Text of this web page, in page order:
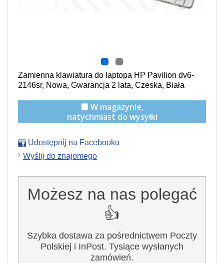
Zamienna klawiatura do laptopa HP Pavilion dv6-
2146sr, Nowa, Gwarancja 2 lata, Czeska, Biała
🟩 W magazynie,
natychmiast do wysyłki
Udostępnij na Facebooku
Wyślij do znajomego
Możesz na nas polegać
👍
Szybka dostawa za pośrednictwem Poczty
Polskiej i InPost. Tysiące wysłanych
zamówień.